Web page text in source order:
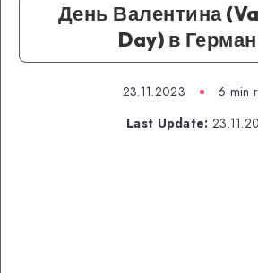
День Валентина
Day) в
23.11.2023
6 min
Last Update: